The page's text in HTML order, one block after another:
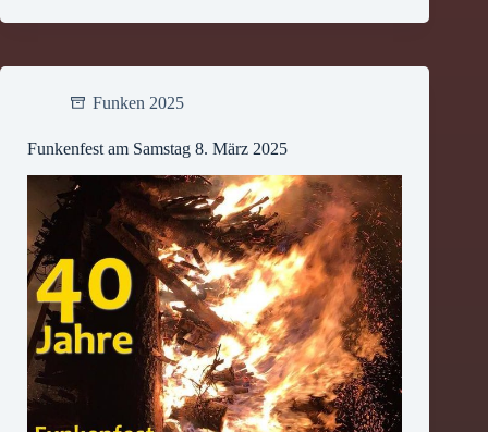
Funken 2025
Funkenfest am Samstag 8. März 2025